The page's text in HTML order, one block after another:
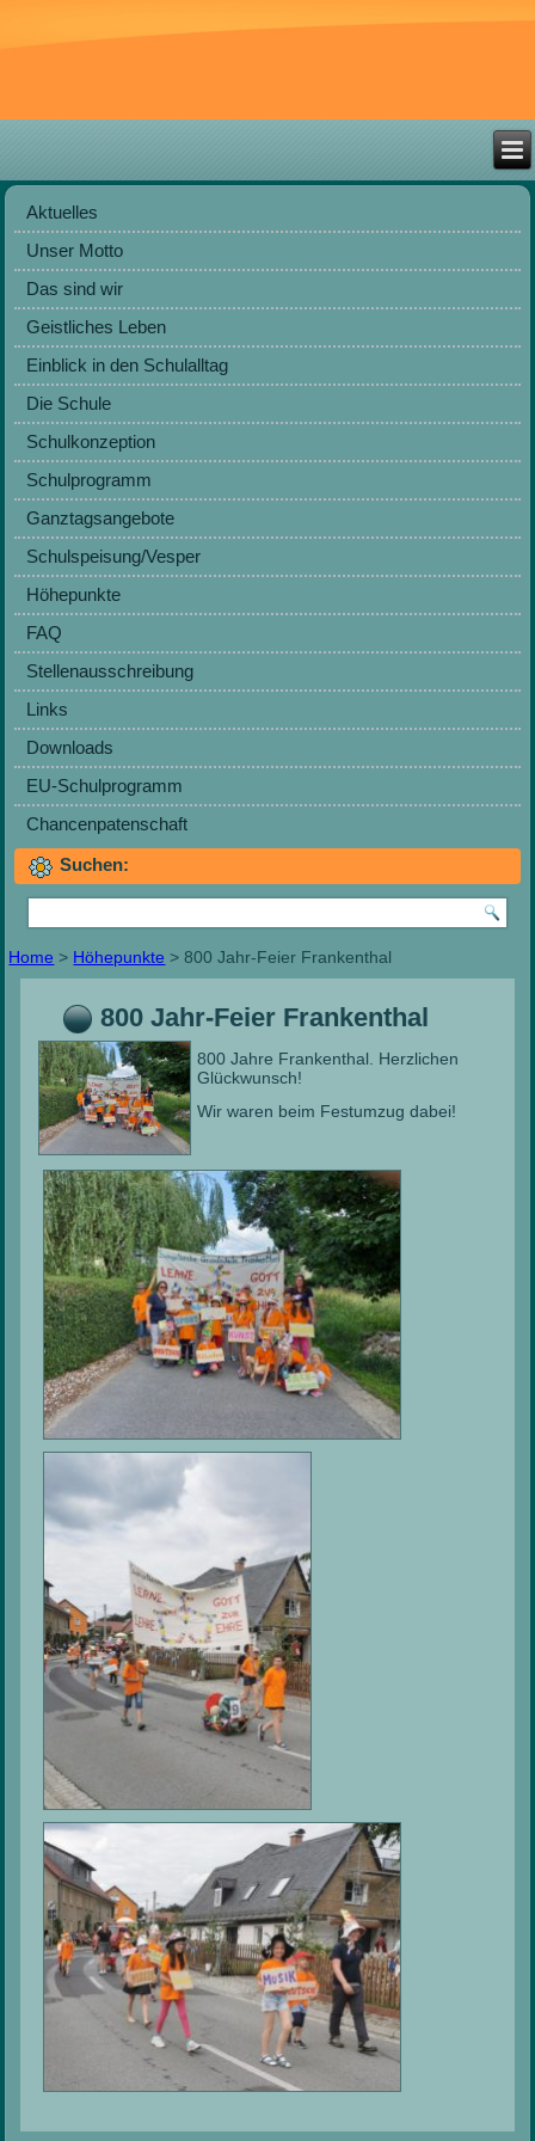
Aktuelles
Unser Motto
Das sind wir
Geistliches Leben
Einblick in den Schulalltag
Die Schule
Schulkonzeption
Schulprogramm
Ganztagsangebote
Schulspeisung/Vesper
Höhepunkte
FAQ
Stellenausschreibung
Links
Downloads
EU-Schulprogramm
Chancenpatenschaft
Suchen:
Home > Höhepunkte > 800 Jahr-Feier Frankenthal
800 Jahr-Feier Frankenthal
800 Jahre Frankenthal. Herzlichen
Glückwunsch!
Wir waren beim Festumzug dabei!